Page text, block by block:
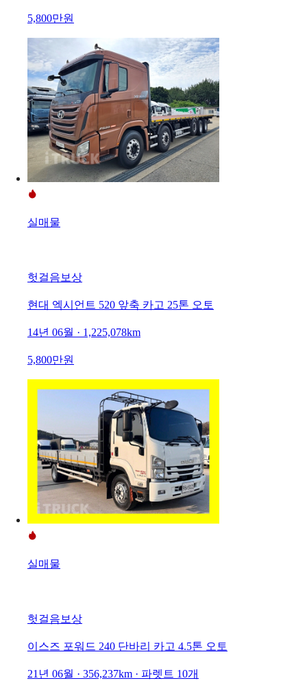
5,800만원
실매물
헛걸음보상
현대 엑시언트 520 앞축 카고 25톤 오토
14년 06월 · 1,225,078km
5,800만원
실매물
헛걸음보상
이스즈 포워드 240 단바리 카고 4.5톤 오토
21년 06월 · 356,237km · 파렛트 10개